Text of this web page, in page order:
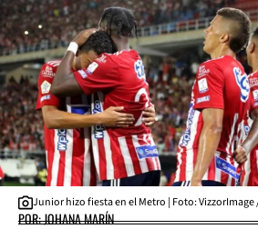
Junior hizo fiesta en el Metro | Foto: VizzorImage
POR: JOHANA MARÍN